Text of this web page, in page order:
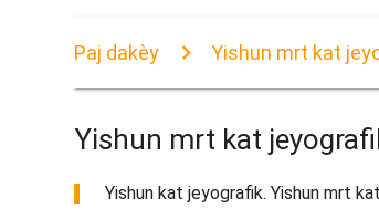
Paj dakèy Yishun mrt kat
Yishun mrt kat
Yishun kat jeyografik. Yishun mrt